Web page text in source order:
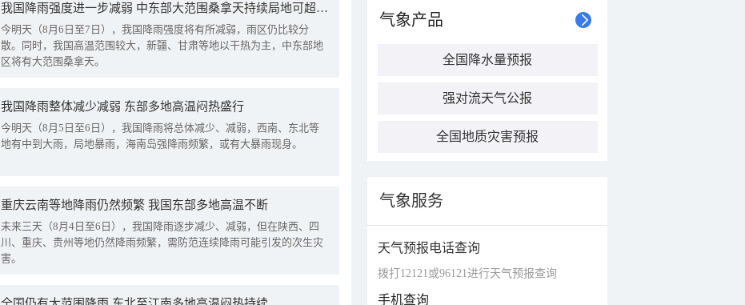
我国降雨强度进一步减弱 中东部大范围桑拿天持续局地可超38℃
今明天（8月6日至7日），我国降雨强度将有所减弱，雨区仍比较分
散。同时，我国高温范围较大，新疆、甘肃等地以干热为主，中东部地
区将有大范围桑拿天。
我国降雨整体减少减弱 东部多地高温闷热盛行
今明天（8月5日至6日），我国降雨将总体减少、减弱，西南、东北等
地有中到大雨，局地暴雨，海南岛强降雨频繁，或有大暴雨现身。
重庆云南等地降雨仍然频繁 我国东部多地高温不断
未来三天（8月4日至6日），我国降雨逐步减少、减弱，但在陕西、四
川、重庆、贵州等地仍然降雨频繁，需防范连续降雨可能引发的次生灾
害。
气象产品
全国降水量预报
强对流天气公报
全国地质灾害预报
气象服务
天气预报电话查询
拨打12121或96121进行天气预报查询
手机查询